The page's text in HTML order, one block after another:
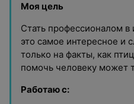
Моя цель
Стать профессионалом в
это самое интересное и
только на факты, как
помочь человеку может
Работаю с: